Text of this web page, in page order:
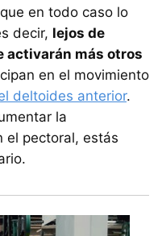
en todo caso lo
decir, lejos de
activarán más otros
en el movimiento
deltoides anterior.
la
el pectoral, estás